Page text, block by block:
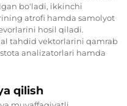
bo'ladi, ikkinchi
atrofi hamda samolyot
hosil qiladi.
tahdid vektorlarini qamrab
analizatorlari hamda
qilish